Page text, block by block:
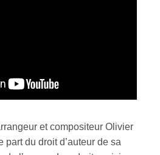
et compositeur Olivier
part du droit d’auteur de sa